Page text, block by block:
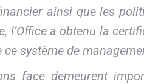
ainsi que les
l’Office a obtenu la
système de
face demeurent